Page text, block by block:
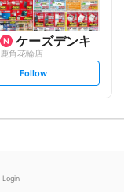
ケーズデンキ
鹿角花輪店
s
l
Follow
Login